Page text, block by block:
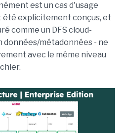
est un cas d'usage
été explicitement conçus, et
comme un DFS cloud-
données/métadonnées - ne
avec le même niveau